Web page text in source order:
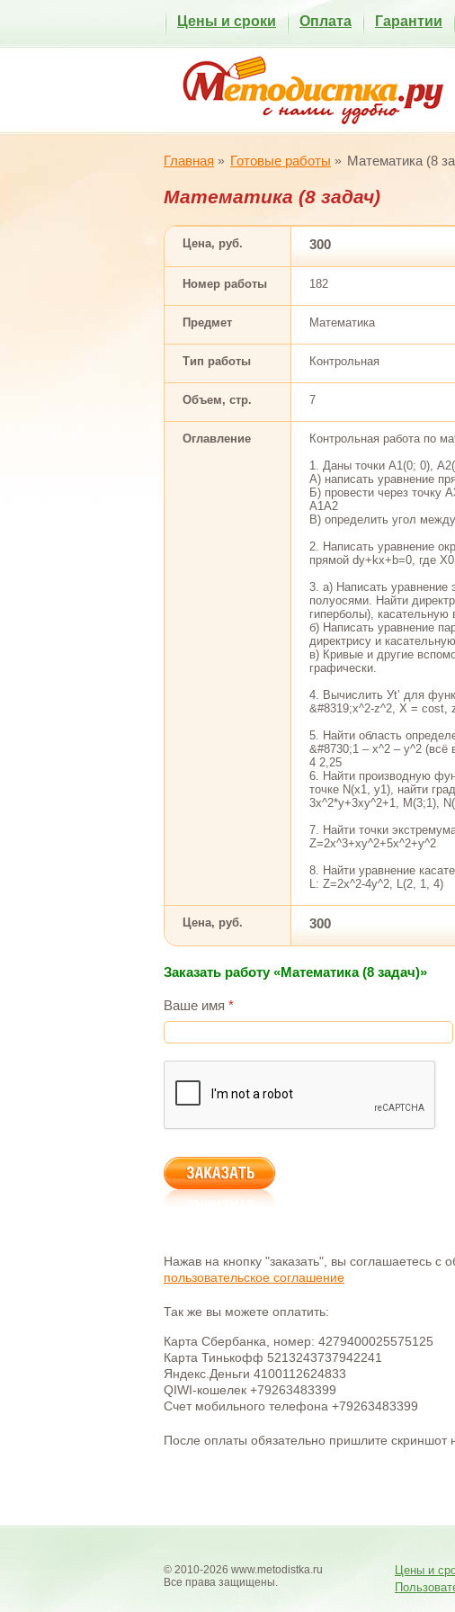
Цены и сроки Оплата Гарантии
Главная Готовые работы Математика (8
Математика (8 задач)
Цена, руб. 300
Номер работы 182
Предмет Математика
Тип работы Контрольная
Объем, стр. 7
Оглавление
Контрольная работа по
1. Даны точки А1(0; 0),
А) написать уравнение
Б) провести через точку
А1А2
В) определить угол
2. Написать уравнение
прямой dy+kx+b=0, где
3. а) Написать
полуосями. Найти
гиперболы),
б) Написать уравнение
директрису и
в) Кривые и другие
графически.
4. Вычислить Уt’ для
&#8319;х^2-z^2, Х = cost,
5. Найти область
&#8730;1 – x^2 – y^2 (всё
4 2,25
6. Найти производную
точке N(x1, y1), найти
3x^2*y+3xy^2+1, М(3;1),
7. Найти точки
Z=2x^3+xy^2+5x^2+y^2
8. Найти уравнение
L: Z=2x^2-4y^2, L(2, 1, 4)
Цена, руб. 300
Заказать работу «Математика (8 задач)»
Ваше имя *
Нажав на кнопку "заказать", вы соглашаетесь с
пользовательское соглашение
Так же вы можете оплатить:
Карта Сбербанка, номер: 4279400025575125
Карта Тинькофф 5213243737942241
Яндекс.Деньги 4100112624833
QIWI-кошелек +79263483399
Счет мобильного телефона +79263483399
После оплаты обязательно пришлите скриншот
© 2010-2026 www.metodistka.ru
Все права защищены.
Цены и